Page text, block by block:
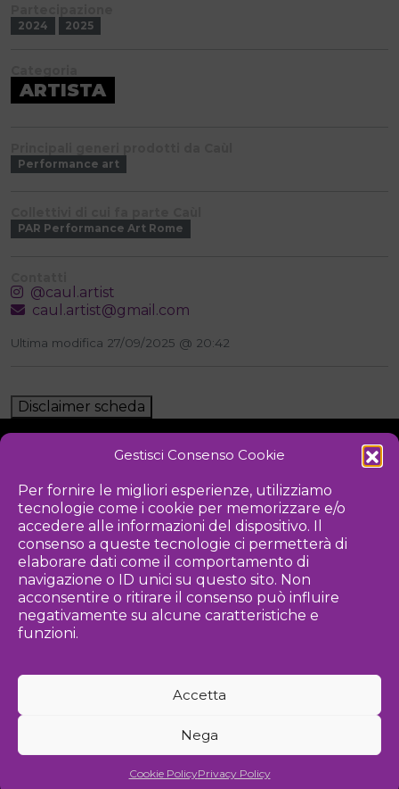
Gestisci Consenso Cookie
Per fornire le migliori esperienze, utilizziamo
tecnologie come i cookie per memorizzare e/o
accedere alle informazioni del dispositivo. Il
consenso a queste tecnologie ci permetterà di
elaborare dati come il comportamento di
navigazione o ID unici su questo sito. Non
acconsentire o ritirare il consenso può influire
negativamente su alcune caratteristiche e
funzioni.
Accetta
Nega
Cookie PolicyPrivacy Policy
2024 2025
ARTISTA
Performance art
PAR Performance Art Rome
@caul.artist
caul.artist@gmail.com
Ultima modifica 27/09/2025 @ 20:42
Disclaimer scheda
PRIVACY POLICY
Iniziativa
Associazione culturale per la promozione delle arti visive
2026 Associazione Kou - [cf] 97815340589